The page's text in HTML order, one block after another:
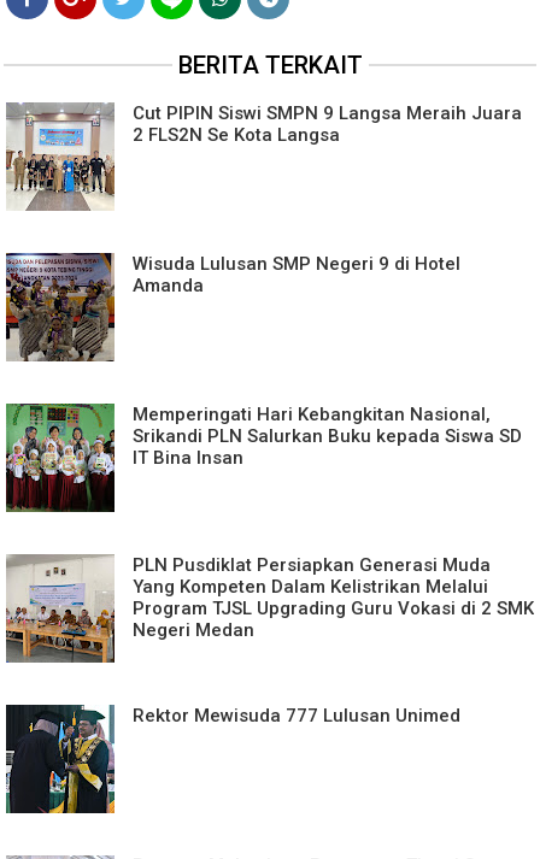
BERITA TERKAIT
Cut PIPIN Siswi SMPN 9 Langsa Meraih Juara
2 FLS2N Se Kota Langsa
Wisuda Lulusan SMP Negeri 9 di Hotel
Amanda
Memperingati Hari Kebangkitan Nasional,
Srikandi PLN Salurkan Buku kepada Siswa SD
IT Bina Insan
PLN Pusdiklat Persiapkan Generasi Muda
Yang Kompeten Dalam Kelistrikan Melalui
Program TJSL Upgrading Guru Vokasi di 2 SMK
Negeri Medan
Rektor Mewisuda 777 Lulusan Unimed